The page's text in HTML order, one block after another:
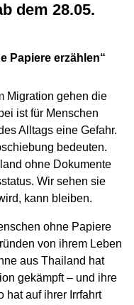
Migration gehen die
ist für Menschen
Alltags eine Gefahr.
bedeuten.
ohne Dokumente
Wir sehen sie
kann bleiben.
ohne Papiere
von ihrem Leben
aus Thailand hat
gekämpft – und ihre
hat auf ihrer Irrfahrt